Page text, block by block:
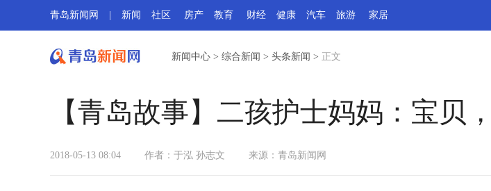
青岛新闻网 新闻 社区 房产 教育 财经 健康 汽车 旅游 家居
新闻中心 > 综合新闻 > 头条新闻 > 正文
【青岛故事】二孩护士妈妈：宝贝
2018-05-13 08:04 作者：于泓 孙志文 来源： 青岛新闻网